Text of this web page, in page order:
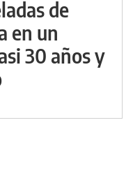
de
en un
30 años y